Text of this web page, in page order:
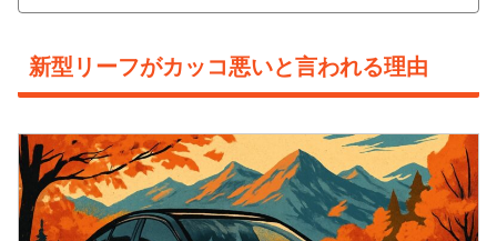
新型リーフがカッコ悪いと言われる理由